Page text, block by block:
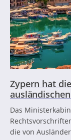
Zypern hat
Das
die von